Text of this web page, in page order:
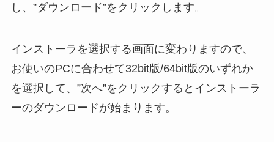
し、”ダウンロード”をクリックします。
インストーラを選択する画面に変わりますので、
お使いのPCに合わせて32bit版/64bit版のいずれか
を選択して、”次へ”をクリックするとインストーラ
ーのダウンロードが始まります。